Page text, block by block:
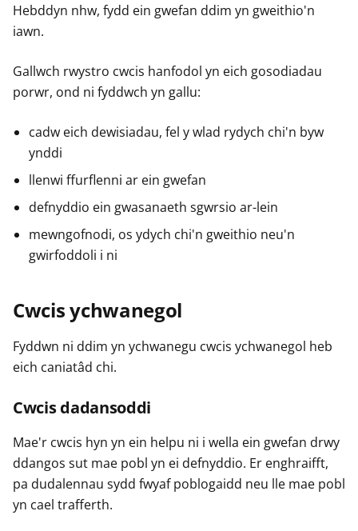
Hebddyn nhw, fydd ein gwefan ddim yn gweithio'n
iawn.
Gallwch rwystro cwcis hanfodol yn eich gosodiadau
porwr, ond ni fyddwch yn gallu:
cadw eich dewisiadau, fel y wlad rydych chi'n byw
ynddi
llenwi ffurflenni ar ein gwefan
defnyddio ein gwasanaeth sgwrsio ar-lein
mewngofnodi, os ydych chi'n gweithio neu'n
gwirfoddoli i ni
Cwcis ychwanegol
Fyddwn ni ddim yn ychwanegu cwcis ychwanegol heb
eich caniatâd chi.
Cwcis dadansoddi
Mae'r cwcis hyn yn ein helpu ni i wella ein gwefan drwy
ddangos sut mae pobl yn ei defnyddio. Er enghraifft,
pa dudalennau sydd fwyaf poblogaidd neu lle mae pobl
yn cael trafferth.